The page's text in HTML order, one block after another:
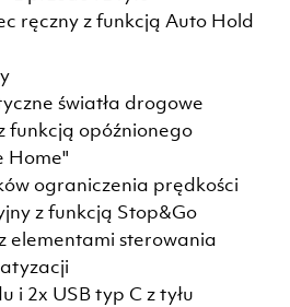
ręczny z funkcją Auto Hold
światła drogowe
funkcją opóźnionego
Home"
ograniczenia prędkości
z funkcją Stop&Go
elementami sterowania
i 2x USB typ C z tyłu